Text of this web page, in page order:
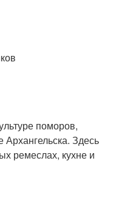
поморов,
Архангельска. Здесь
ремеслах, кухне и